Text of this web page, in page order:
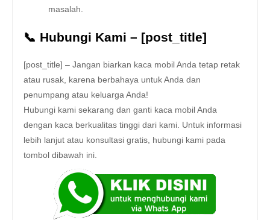
masalah.
📞 Hubungi Kami – [post_title]
[post_title] – Jangan biarkan kaca mobil Anda tetap retak
atau rusak, karena berbahaya untuk Anda dan
penumpang atau keluarga Anda!
Hubungi kami sekarang dan ganti kaca mobil Anda
dengan kaca berkualitas tinggi dari kami. Untuk informasi
lebih lanjut atau konsultasi gratis, hubungi kami pada
tombol dibawah ini.